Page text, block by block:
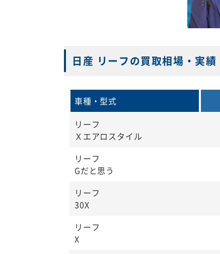
日産 リーフの買取相場・実績
車種・型式
リーフ
Ｘエアロスタイル
リーフ
Gだと思う
リーフ
30X
リーフ
X